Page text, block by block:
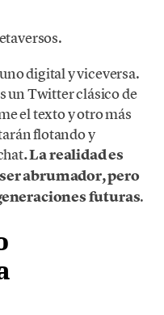
digital y viceversa.
un Twitter clásico de
el texto y otro más
flotando y
. La realidad es
abrumador, pero
futuras.